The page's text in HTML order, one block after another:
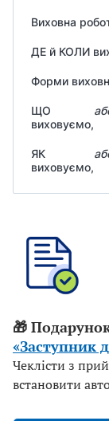
Виховна
ДЕ й КОЛИ
Форми
ЩО
виховуємо,
ЯК
виховуємо,
🎁
«Заступник
Чеклісти з
встановити